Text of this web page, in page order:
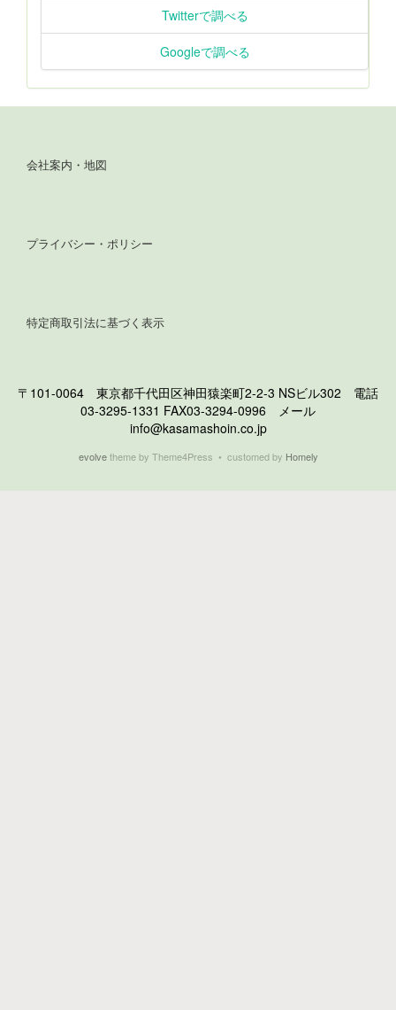
Twitterで調べる
Googleで調べる
会社案内・地図
プライバシー・ポリシー
特定商取引法に基づく表示
〒101-0064 東京都千代田区神田猿楽町2-2-3 NSビル302 電話
03-3295-1331 FAX03-3294-0996 メール
info@kasamashoin.co.jp
evolvetheme by Theme4Press • customed by Homely